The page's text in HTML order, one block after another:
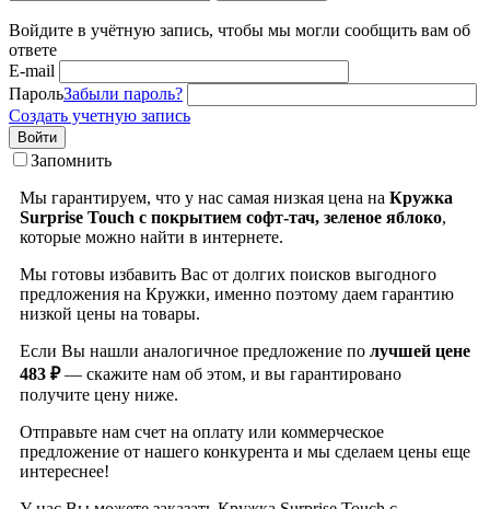
Войдите в учётную запись, чтобы мы могли сообщить вам об
ответе
E-mail
ПарольЗабыли пароль?
Создать учетную запись
Войти
Запомнить
Мы гарантируем, что у нас самая низкая цена на Кружка
Surprise Touch с покрытием софт-тач, зеленое яблоко,
которые можно найти в интернете.
Мы готовы избавить Вас от долгих поисков выгодного
предложения на Кружки, именно поэтому даем гарантию
низкой цены на товары.
Если Вы нашли аналогичное предложение по лучшей цене
483 ₽— скажите нам об этом, и вы гарантировано
получите цену ниже.
Отправьте нам счет на оплату или коммерческое
предложение от нашего конкурента и мы сделаем цены еще
интереснее!